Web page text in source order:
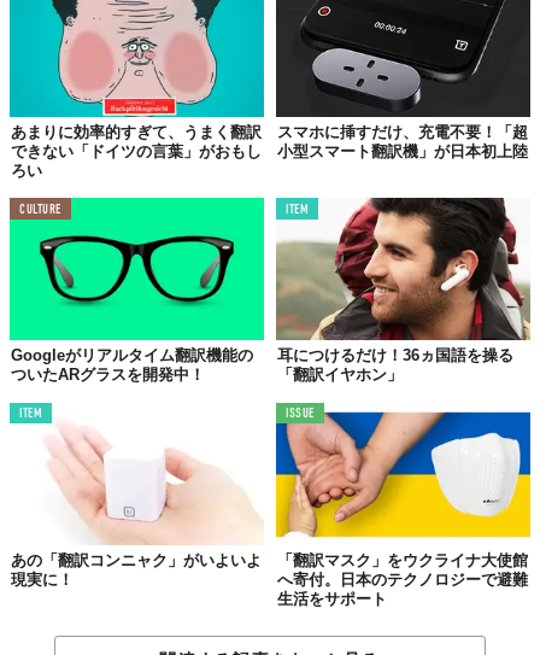
あまりに効率的すぎて、うまく翻訳
できない「ドイツの言葉」がおもし
ろい
スマホに挿すだけ、充電不要！「超
小型スマート翻訳機」が日本初上陸
CULTURE
Googleがリアルタイム翻訳機能の
ついたARグラスを開発中！
ITEM
耳につけるだけ！36ヵ国語を操る
「翻訳イヤホン」
ITEM
あの「翻訳コンニャク」がいよいよ
現実に！
ISSUE
「翻訳マスク」をウクライナ大使館
へ寄付。日本のテクノロジーで避難
生活をサポート